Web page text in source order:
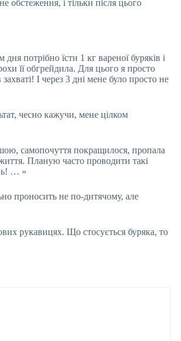
обстеження, і тільки після цього
потрібно їсти 1 кг вареної буряків і
її обгрейдила. Для цього я просто
І через 3 дні мене було просто не
чесно кажучи, мене цілком
самопочуття покращилося, пропала
Планую часто проводити такі
… »
проносить не по-дитячому, але
рукавицях. Що стосується буряка, то